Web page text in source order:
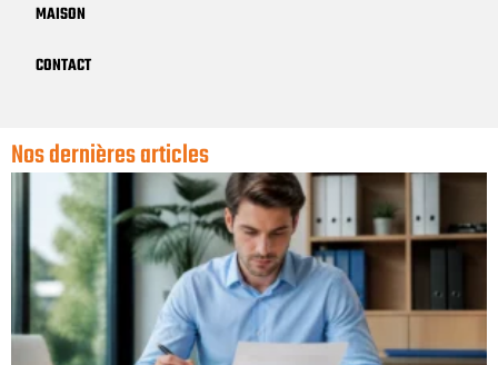
MAISON
CONTACT
Nos dernières articles